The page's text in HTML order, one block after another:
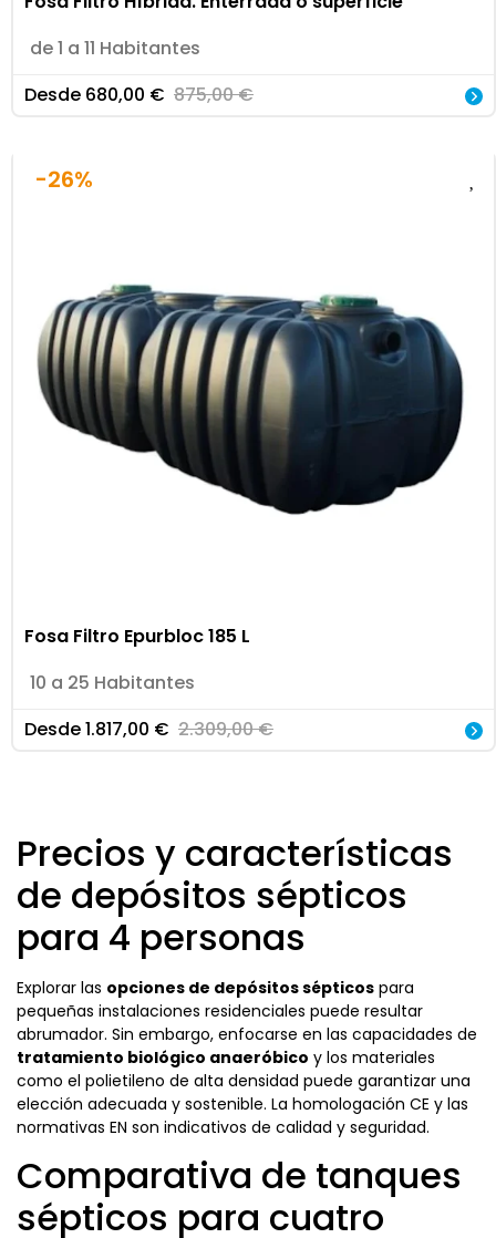
de 1 a 11 Habitantes
Desde 680,00 € 875,00€
-26%
Fosa Filtro Epurbloc 185 L
10 a 25 Habitantes
Desde1.817,00 € 2.309,00€
Precios y características
de depósitos sépticos
para 4 personas
Explorar las opciones de depósitos sépticos para
pequeñas instalaciones residenciales puede resultar
abrumador. Sin embargo, enfocarse en las capacidades de
tratamiento biológico anaeróbico y los materiales
como el polietileno de alta densidad puede garantizar una
elección adecuada y sostenible. La homologación CE y las
normativas EN son indicativos de calidad y seguridad.
Comparativa de tanques
sépticos para cuatro